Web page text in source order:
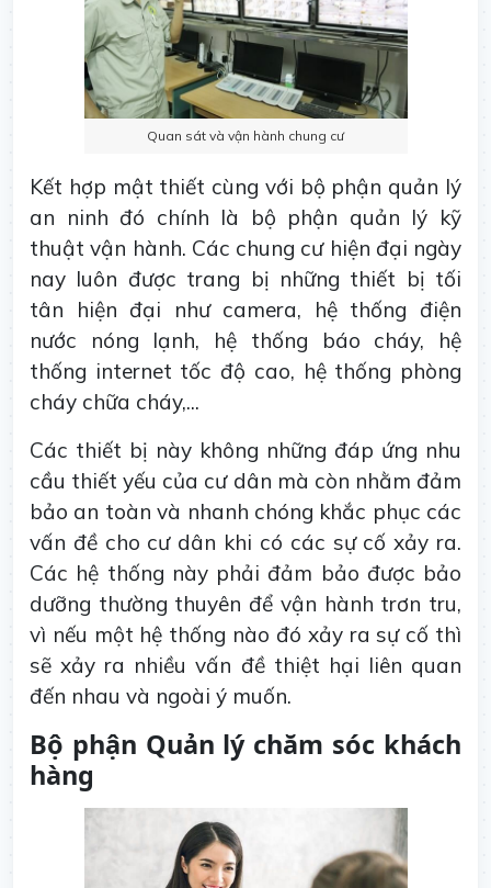
Quan sát và vận hành chung cư
Kết hợp mật thiết cùng với bộ phận quản lý
an ninh đó chính là bộ phận quản lý kỹ
thuật vận hành. Các chung cư hiện đại ngày
nay luôn được trang bị những thiết bị tối
tân hiện đại như camera, hệ thống điện
nước nóng lạnh, hệ thống báo cháy, hệ
thống internet tốc độ cao, hệ thống phòng
cháy chữa cháy,...
Các thiết bị này không những đáp ứng nhu
cầu thiết yếu của cư dân mà còn nhằm đảm
bảo an toàn và nhanh chóng khắc phục các
vấn đề cho cư dân khi có các sự cố xảy ra.
Các hệ thống này phải đảm bảo được bảo
dưỡng thường thuyên để vận hành trơn tru,
vì nếu một hệ thống nào đó xảy ra sự cố thì
sẽ xảy ra nhiều vấn đề thiệt hại liên quan
đến nhau và ngoài ý muốn.
Bộ phận Quản lý chăm sóc khách
hàng